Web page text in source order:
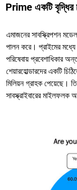
Prime একটি বৃদ্ধির
এমাজনের সাবস্ক্রিপশন
পালন করে। প্রাইমের মধ্যে
পরিষেবায় প্রবেশাধিকার
শেয়ারহোল্ডারদের একটি
মিলিয়ন গ্রাহক পেয়েছে।
সাবস্ক্রাইবারের মাইলফলক